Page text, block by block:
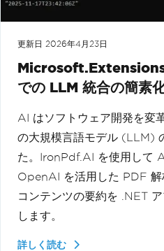
更新日 2026年4月23日
での LLM 統合の簡素
AI はソフトウェア開発を変
の大規模言語モデル (LLM)
た。IronPdf.AI を使用して
OpenAI を活用した PDF 解
コンテンツの要約を .NET
します。
詳しく読む